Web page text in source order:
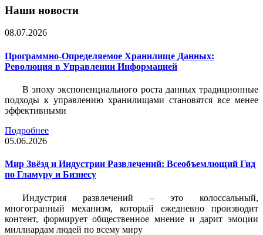
Наши новости
08.07.2026
Программно-Определяемое Хранилище Данных:
Революция в Управлении Информацией
В эпоху экспоненциального роста данных традиционные
подходы к управлению хранилищами становятся все менее
эффективными
Подробнее
05.06.2026
Мир Звёзд и Индустрии Развлечений: Всеобъемлющий Гид
по Гламуру и Бизнесу
Индустрия развлечений – это колоссальный,
многогранный механизм, который ежедневно производит
контент, формирует общественное мнение и дарит эмоции
миллиардам людей по всему миру